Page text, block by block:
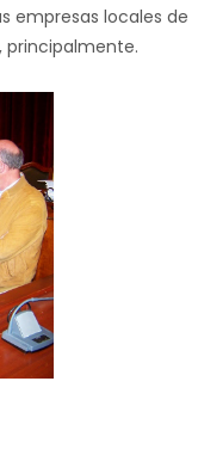
empresas locales de